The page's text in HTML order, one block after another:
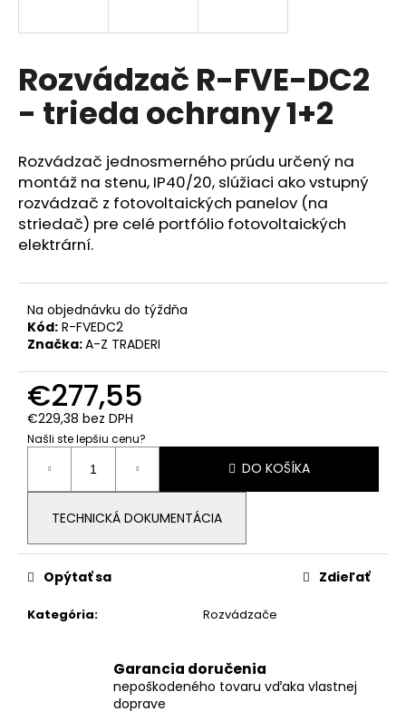
Rozvádzač R-FVE-DC2
- trieda ochrany 1+2
Rozvádzač jednosmerného prúdu určený na
montáž na stenu, IP40/20, slúžiaci ako vstupný
rozvádzač z fotovoltaických panelov (na
striedač) pre celé portfólio fotovoltaických
elektrární.
Na objednávku do týždňa
Kód: R-FVEDC2
Značka:A-Z TRADERI
€277,55
€229,38 bez DPH
Našli ste lepšiu cenu?
Jednotková
cena:
DO KOŠÍKA
TECHNICKÁ DOKUMENTÁCIA
Kategória: Rozvádzače
Opýtať sa Zdieľať
Garancia doručenia
nepoškodeného tovaru vďaka vlastnej
doprave
s
ť
?
HĽADAŤ
O
d
p
o
r
ú
a
m
BATTERY
BOS-
G
5.1